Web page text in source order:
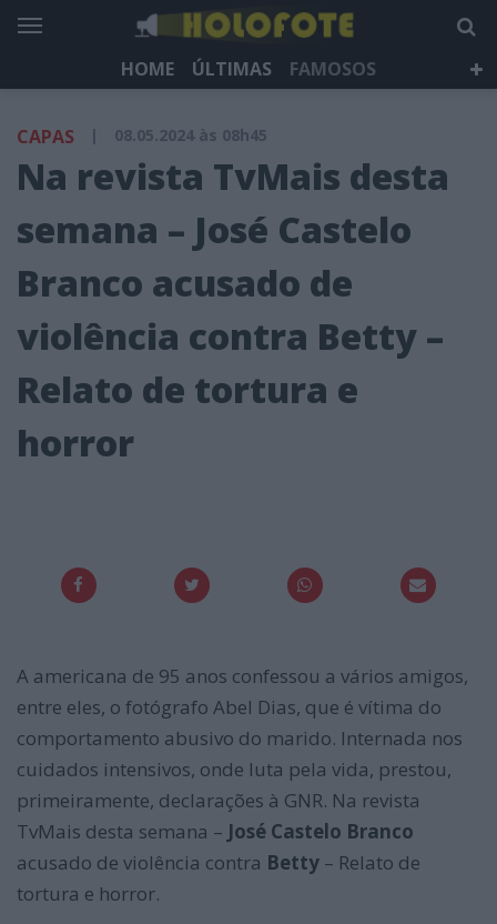
HOME ÚLTIMAS
FAMOSOS
HOLOFOTE TV
NEWSLETTER
CAPAS | 08.05.2024 às 08h45
Na revista TvMais desta
semana – José Castelo
Branco acusado de
violência contra Betty –
Relato de tortura e
horror
A americana de 95 anos confessou a vários amigos,
entre eles, o fotógrafo Abel Dias, que é vítima do
comportamento abusivo do marido. Internada nos
cuidados intensivos, onde luta pela vida, prestou,
primeiramente, declarações à GNR. Na revista
TvMais desta semana – José Castelo Branco
acusado de violência contra Betty – Relato de
tortura e horror.